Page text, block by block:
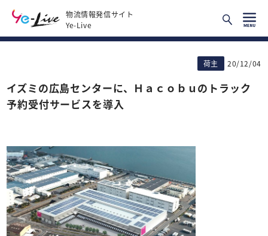
物流情報発信サイト
Ye-Live
荷主 20/12/04
イズミの広島センターに、Ｈａｃｏｂｕのトラック
予約受付サービスを導入